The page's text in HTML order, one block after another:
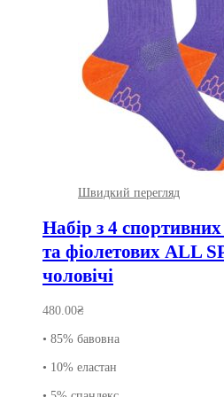
Швидкий перегляд
Набір з 4
та фіолетових ALL
чоловічі
480.00₴
• 85% бавовна
• 10% еластан